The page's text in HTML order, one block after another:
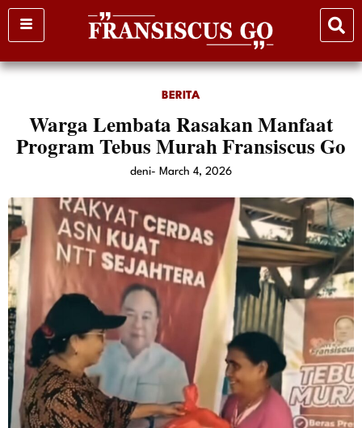
Skip
to
BERITA
Warga Lembata Rasakan Manfaat
Program Tebus Murah Fransiscus Go
deni- March 4, 2026